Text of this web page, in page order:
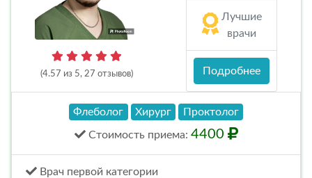
(4.57 из 5, 27 отзывов)
Лучшие
врачи
Подробнее
Флеболог Хирург Проктолог
Стоимость приема: 4400
Врач первой категории